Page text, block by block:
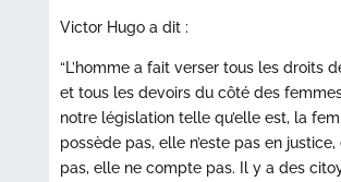
Victor Hugo a dit :
“L’homme a fait verser tous les droits
et tous les devoirs du côté des
notre législation telle qu’elle est, la
possède pas, elle n’este pas en
pas, elle ne compte pas. Il y a des